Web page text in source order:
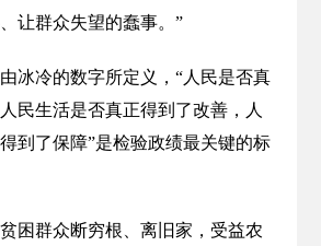
让群众失望的蠢事。”
冰冷的数字所定义，“人民是否真
民生活是否真正得到了改善，人
到了保障”是检验政绩最关键的标
困群众断穷根、离旧家，受益农